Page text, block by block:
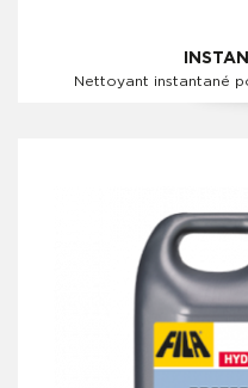
Nettoyant instantané